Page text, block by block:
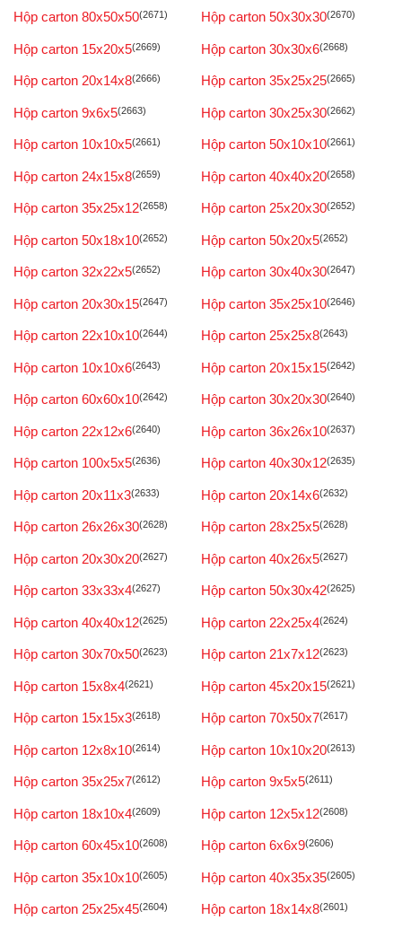
Hộp carton 80x50x50(2671) Hộp carton 50x30x30(2670)
Hộp carton 15x20x5(2669) Hộp carton 30x30x6(2668)
Hộp carton 20x14x8(2666) Hộp carton 35x25x25(2665)
Hộp carton 9x6x5(2663) Hộp carton 30x25x30(2662)
Hộp carton 10x10x5(2661) Hộp carton 50x10x10(2661)
Hộp carton 24x15x8(2659) Hộp carton 40x40x20(2658)
Hộp carton 35x25x12(2658) Hộp carton 25x20x30(2652)
Hộp carton 50x18x10(2652) Hộp carton 50x20x5(2652)
Hộp carton 32x22x5(2652) Hộp carton 30x40x30(2647)
Hộp carton 20x30x15(2647) Hộp carton 35x25x10(2646)
Hộp carton 22x10x10(2644) Hộp carton 25x25x8(2643)
Hộp carton 10x10x6(2643) Hộp carton 20x15x15(2642)
Hộp carton 60x60x10(2642) Hộp carton 30x20x30(2640)
Hộp carton 22x12x6(2640) Hộp carton 36x26x10(2637)
Hộp carton 100x5x5(2636) Hộp carton 40x30x12(2635)
Hộp carton 20x11x3(2633) Hộp carton 20x14x6(2632)
Hộp carton 26x26x30(2628) Hộp carton 28x25x5(2628)
Hộp carton 20x30x20(2627) Hộp carton 40x26x5(2627)
Hộp carton 33x33x4(2627) Hộp carton 50x30x42(2625)
Hộp carton 40x40x12(2625) Hộp carton 22x25x4(2624)
Hộp carton 30x70x50(2623) Hộp carton 21x7x12(2623)
Hộp carton 15x8x4(2621) Hộp carton 45x20x15(2621)
Hộp carton 15x15x3(2618) Hộp carton 70x50x7(2617)
Hộp carton 12x8x10(2614) Hộp carton 10x10x20(2613)
Hộp carton 35x25x7(2612) Hộp carton 9x5x5(2611)
Hộp carton 18x10x4(2609) Hộp carton 12x5x12(2608)
Hộp carton 60x45x10(2608) Hộp carton 6x6x9(2606)
Hộp carton 35x10x10(2605) Hộp carton 40x35x35(2605)
Hộp carton 25x25x45(2604) Hộp carton 18x14x8(2601)